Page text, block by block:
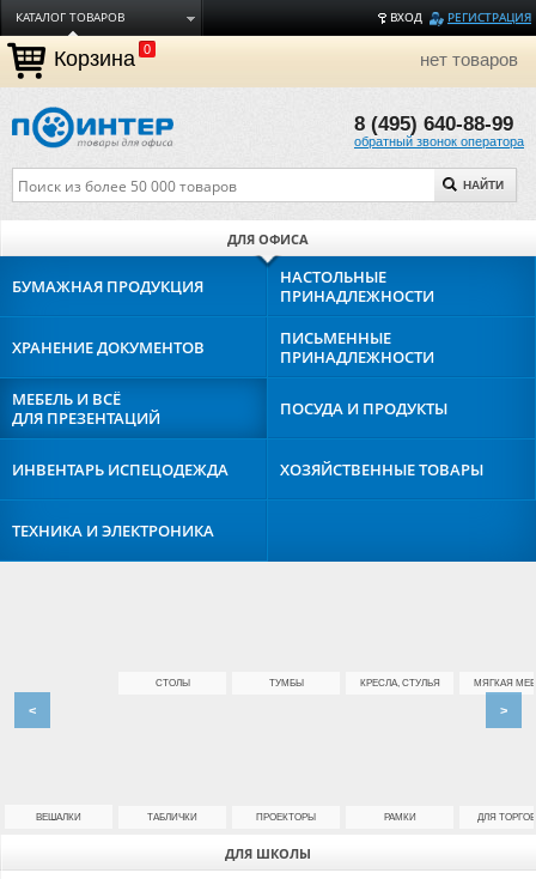
ВХОД РЕГИСТРАЦИЯ
КАТАЛОГ ТОВАРОВ
ДОСТАВКА
ОПЛАТА
ТОРГОВЫЕ МАРКИ
О КОМПАНИИ
Корзина 0 нет товаров
8 (495) 640-88-99
обратный звонок оператора
НАЙТИ
ДЛЯ ОФИСА
ДЛЯ ШКОЛЫ
БУМАЖНАЯ ПРОДУКЦИЯ
НАСТОЛЬНЫЕ
ПРИНАДЛЕЖНОСТИ
ХРАНЕНИЕДОКУМЕНТОВ
ПИСЬМЕННЫЕ
ПРИНАДЛЕЖНОСТИ
МЕБЕЛЬ И ВСЁ
ДЛЯ ПРЕЗЕНТАЦИЙ
ПОСУДА И ПРОДУКТЫ
ИНВЕНТАРЬ ИСПЕЦОДЕЖДА ХОЗЯЙСТВЕННЫЕТОВАРЫ
ТЕХНИКА ИЭЛЕКТРОНИКА
ВЕШАЛКИ
СТОЛЫ ТУМБЫ КРЕСЛА, СТУЛЬЯ МЯГКАЯ
ТАБЛИЧКИ ПРОЕКТОРЫ РАМКИ ДЛЯ
< >